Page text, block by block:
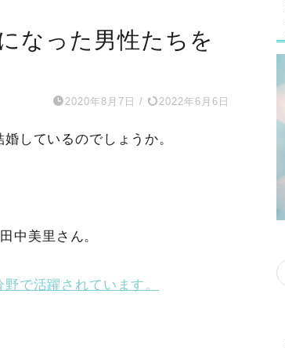
なった男性たちを
2020年8月7日 / 2022年6月6日
しているのでしょうか。
中美里さん。
で活躍されています。